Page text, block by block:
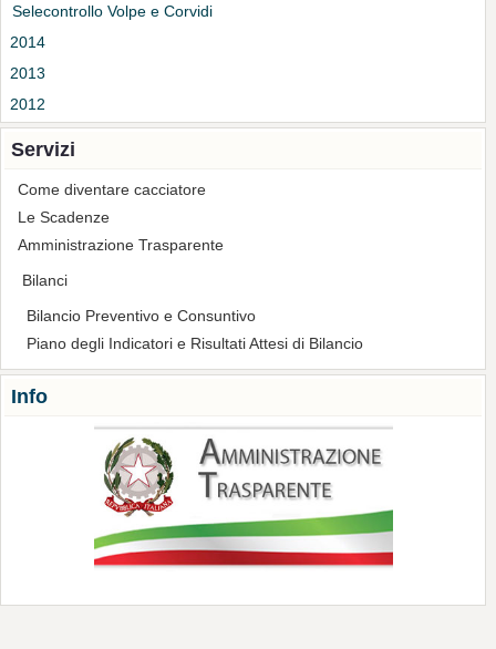
Selecontrollo Volpe e Corvidi
2014
2013
2012
Servizi
Come diventare cacciatore
Le Scadenze
Amministrazione Trasparente
Bilanci
Bilancio Preventivo e Consuntivo
Piano degli Indicatori e Risultati Attesi di Bilancio
Info